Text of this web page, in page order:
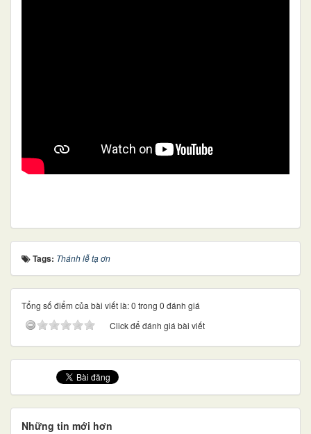
Tags: Thánh lễ tạ ơn
Tổng số điểm của bài viết là: 0 trong 0 đánh giá
Click để đánh giá bài viết
Những tin mới hơn